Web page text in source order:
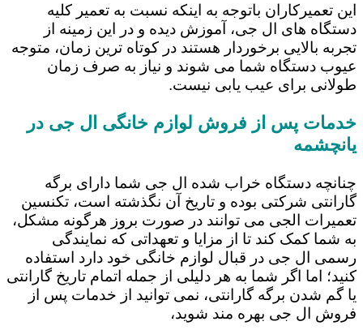
این تعمیرکاران باتوجه به اینکه نسبت به تعمیر کلیه
دستگاه های ال جی، آموزش دیده و در این زمینه از
تجربه بالایی برخوردار هستند در کوتاه ترین زمان، متوجه
عیوب دستگاه شما می شوند و نیاز به صرف زمان
طولانی برای عیب یابی نیست.
خدمات پس از فروش لوازم خانگی ال جی در
یانچشمه
چنانچه دستگاه خراب شده ال جی شما دارای برگه
گارانتی شرکتی بوده و تاریخ آن نگذشته است، تکنسین
تعمیرات الجی می توانند در صورت بروز هرگونه مشکل،
به شما کمک کند تا از مزایا و تعهداتی که نمایندگی
رسمی ال جی در قبال لوازم خانگی خود دارد استفاده
کنید؛ اما اگر شما به هر دلیلی از جمله اتمام تاریخ گارانتی
یا گم شدن برگه گارانتی، نمی توانید از خدمات پس از
فروش ال جی بهره مند شوید،